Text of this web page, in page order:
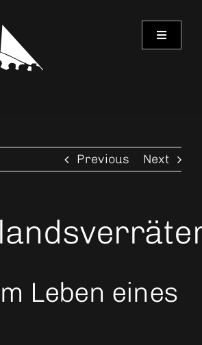
Toggle
Verein
Previous Next
Leben eines